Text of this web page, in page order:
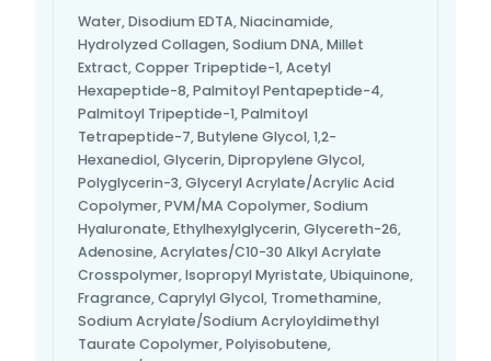
Water, Disodium EDTA, Niacinamide,
Hydrolyzed Collagen, Sodium DNA, Millet
Extract, Copper Tripeptide-1, Acetyl
Hexapeptide-8, Palmitoyl Pentapeptide-4,
Palmitoyl Tripeptide-1, Palmitoyl
Tetrapeptide-7, Butylene Glycol, 1,2-
Hexanediol, Glycerin, Dipropylene Glycol,
Polyglycerin-3, Glyceryl Acrylate/Acrylic Acid
Copolymer, PVM/MA Copolymer, Sodium
Hyaluronate, Ethylhexylglycerin, Glycereth-26,
Adenosine, Acrylates/C10-30 Alkyl Acrylate
Crosspolymer, Isopropyl Myristate, Ubiquinone,
Fragrance, Caprylyl Glycol, Tromethamine,
Sodium Acrylate/Sodium Acryloyldimethyl
Taurate Copolymer, Polyisobutene,